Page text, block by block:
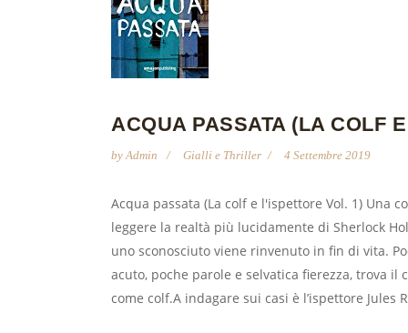
ACQUA PASSATA (LA COLF
byAdmin Gialli e Thriller 4 Settembre 2019
Acqua passata (La colf e l'ispettore Vol. 1) Una
leggere la realtà più lucidamente di Sherlock
uno sconosciuto viene rinvenuto in fin di vita.
acuto, poche parole e selvatica fierezza, trova
come colf.A indagare sui casi è l’ispettore Jules